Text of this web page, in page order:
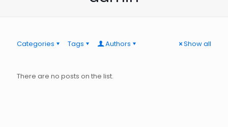
Categories Tags Authors Show all
There are no posts on the list.